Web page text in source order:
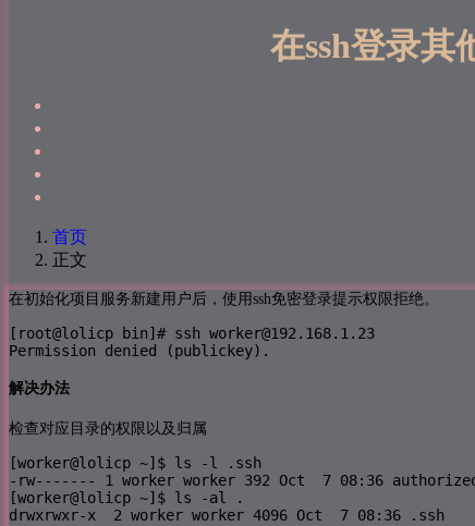
在ssh登录其
首页
正文
在初始化项目服务新建用户后，使用ssh免密登录提示权限拒绝。
[root@lolicp bin]# ssh worker@192.168.1.23
Permission denied (publickey).
解决办法
检查对应目录的权限以及归属
[worker@lolicp ~]$ ls -l .ssh
-rw------- 1 worker worker 392 Oct  7 08:36
[worker@lolicp ~]$ ls -al .
drwxrwxr-x  2 worker worker 4096 Oct  7 08:36 .ssh